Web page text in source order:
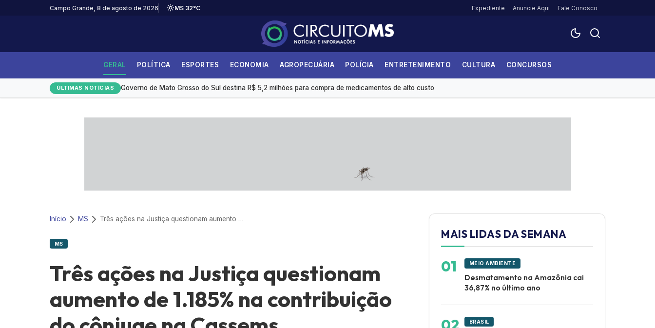
Campo Grande, 8 de agosto de 2026 MS 32°C Expediente Anuncie Aqui Fale Conosco
GERAL POLÍTICA ESPORTES ECONOMIA AGROPECUÁRIA POLÍCIA ENTRETENIMENTO CULTURA CONCURSOS
ÚLTIMAS NOTÍCIAS
Desmatamento na Amazônia cai 36,87% no último ano
Governo de Mato Grosso do Sul destina R$ 5,2 milhões para compra de medicamentos de alto custo
Início MS Três ações na Justiça questionam aumento de 1.185% na contribuição do cônjuge na Cassems
MS
Três ações na Justiça questionam
aumento de 1.185% na contribuição
MAIS LIDAS DA SEMANA
MEIO AMBIENTE
Desmatamento na Amazônia cai
36,87% no último ano
BRASIL